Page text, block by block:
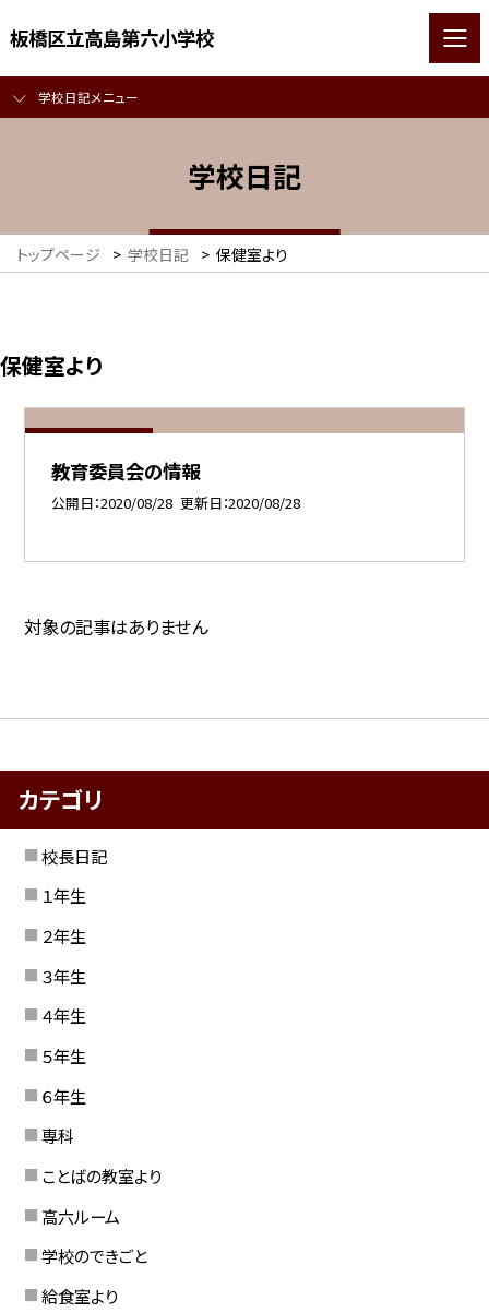
板橋区立高島第六小学校
学校日記メニュー
学校日記
トップページ > 学校日記 > 保健室より
保健室より
教育委員会の情報
公開日 2020/08/28 更新日 2020/08/28
対象の記事はありません
カテゴリ
校長日記
１年生
２年生
３年生
４年生
５年生
６年生
専科
ことばの教室より
高六ルーム
学校のできごと
給食室より